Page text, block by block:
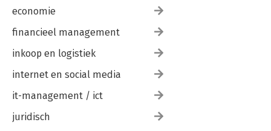
economie
financieel management
inkoop en logistiek
internet en social media
it-management / ict
juridisch